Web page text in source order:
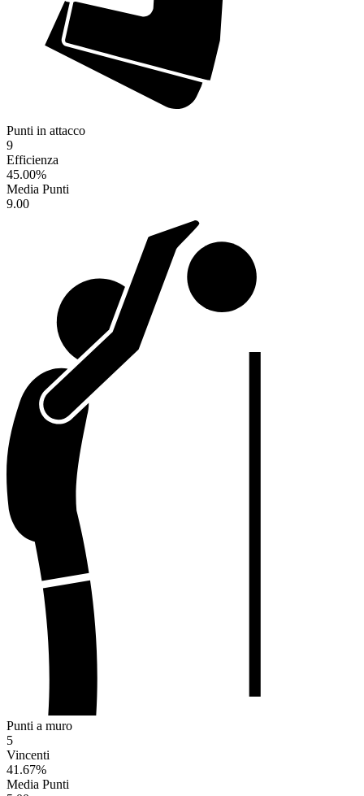
Punti in attacco
9
Efficienza
45.00%
Media Punti
9.00
Punti a muro
5
Vincenti
41.67%
Media Punti